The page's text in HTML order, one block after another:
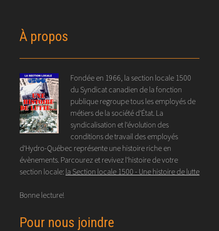
À propos
Fondée en 1966, la section locale 1500
du Syndicat canadien de la fonction
publique regroupe tous les employés de
métiers de la société d'État. La
syndicalisation et l'évolution des
conditions de travail des employés
d'Hydro-Québec représente une histoire riche en
évènements. Parcourez et revivez l'histoire de votre
section locale: la Section locale 1500 - Une histoire de lutte
Bonne lecture!
Pour nous joindre